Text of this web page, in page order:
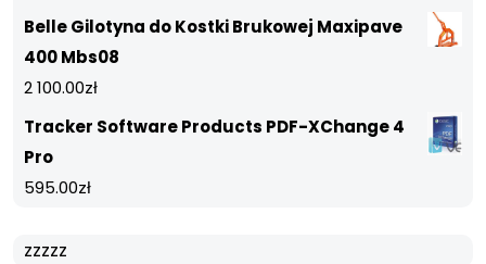
Belle Gilotyna do Kostki Brukowej Maxipave
400 Mbs08
2 100.00zł
Tracker Software Products PDF-XChange 4
Pro
595.00zł
zzzzz